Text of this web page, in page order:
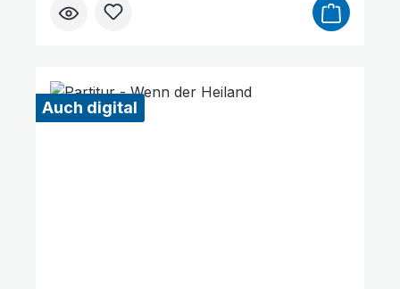
als Kopiervorlage verwendet werden. Die
Lieferzeit beträgt ca. 7 Werktage, da dieser
Auch digital